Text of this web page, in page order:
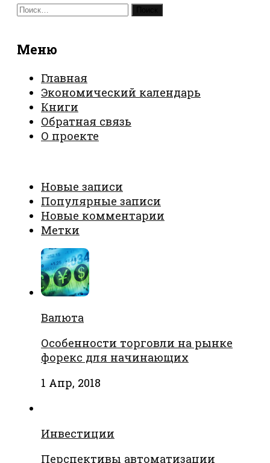
Найти:
Меню
Главная
Экономический календарь
Книги
Обратная связь
О проекте
Новые записи
Популярные записи
Новые комментарии
Метки
Валюта
Особенности торговли на рынке
форекс для начинающих
1 Апр, 2018
Инвестиции
Перспективы автоматизации